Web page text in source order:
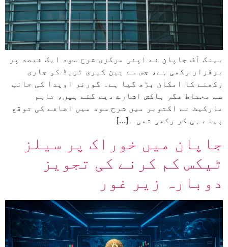
بینک آف جاپان نے اپنی مرکزی شرح سود ایک فیصد پر
برقرار رکھی ہے، جس سے یین کیری ٹریڈ کو جاری
رکھنے کا امکان بڑھ گیا ہے۔ گورنر اویدا کی جانب
سے محتاط مگر ہاکش اشارے دیے گئے ہیں، تاہم
مارکیٹ نے اکتوبر میں شرح سود میں اضافے کی توقع
پہلے ہی کر رکھی تھی۔ […]
جاپان میں خوراک پر سیلز
ٹیکس کم کرنے کی تجویز
دوبارہ زیر غور